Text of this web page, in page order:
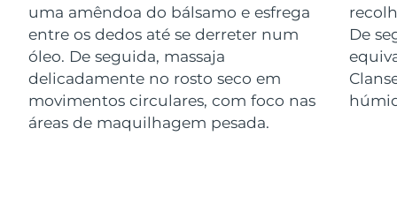
uma amêndoa do bálsamo e esfrega
entre os dedos até se derreter num
óleo. De seguida, massaja
delicadamente no rosto seco em
movimentos circulares, com foco nas
áreas de maquilhagem pesada.
De